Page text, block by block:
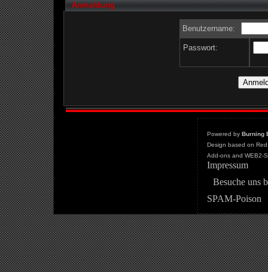
Anmeldung
Benutzername:
Passwort:
Powered by Burning
Design based on
Add-ons and WEB2-
Impressum
Besuche uns
SPAM-Poison